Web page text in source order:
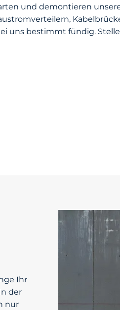
und demontieren
uns bestimmt fündig.
Ihr
der
nur